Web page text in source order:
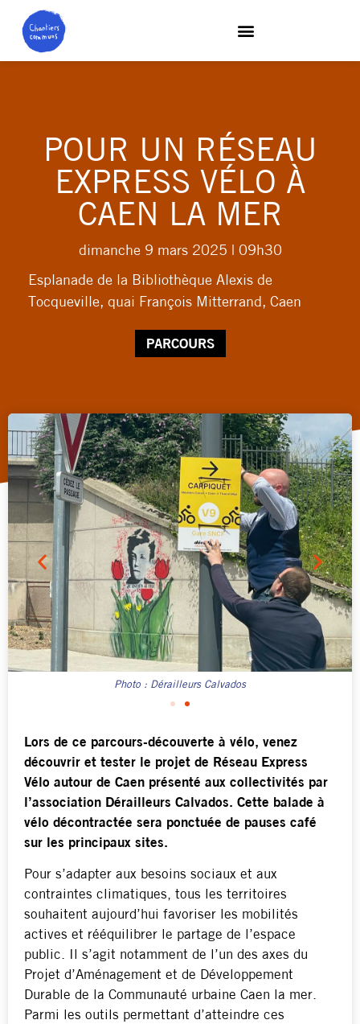
POUR UN RÉSEAU
EXPRESS VÉLO À
CAEN LA MER
dimanche 9 mars 2025 | 09h30
Esplanade de la Bibliothèque Alexis de
Tocqueville, quai François Mitterrand, Caen
PARCOURS
Photo : Dérailleurs Calvados
Lors de ce parcours-découverte à vélo, venez
découvrir et tester le projet de Réseau Express
Vélo autour de Caen présenté aux collectivités par
l’association Dérailleurs Calvados. Cette balade à
vélo décontractée sera ponctuée de pauses café
sur les principaux sites.
Pour s’adapter aux besoins sociaux et aux
contraintes climatiques, tous les territoires
souhaitent aujourd’hui favoriser les mobilités
actives et rééquilibrer le partage de l’espace
public. Il s’agit notamment de l’un des axes du
Projet d’Aménagement et de Développement
Durable de la Communauté urbaine Caen la mer.
Parmi les outils permettant d’atteindre ces